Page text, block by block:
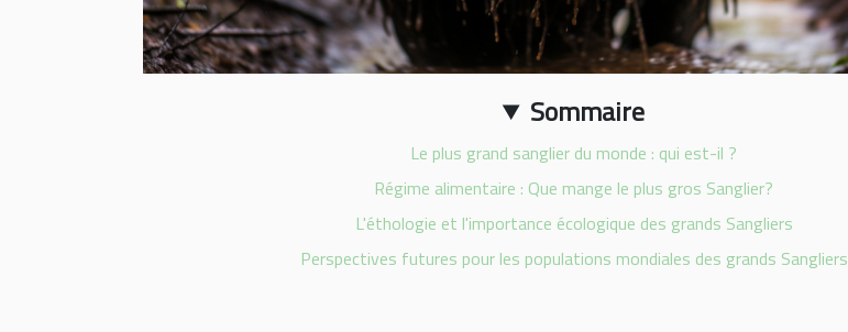
Sommaire
Le plus grand sanglier du monde : qui est-il ?
Régime alimentaire : Que mange le plus gros Sanglier?
L'éthologie et l'importance écologique des grands Sangliers
Perspectives futures pour les populations mondiales des grands Sangliers